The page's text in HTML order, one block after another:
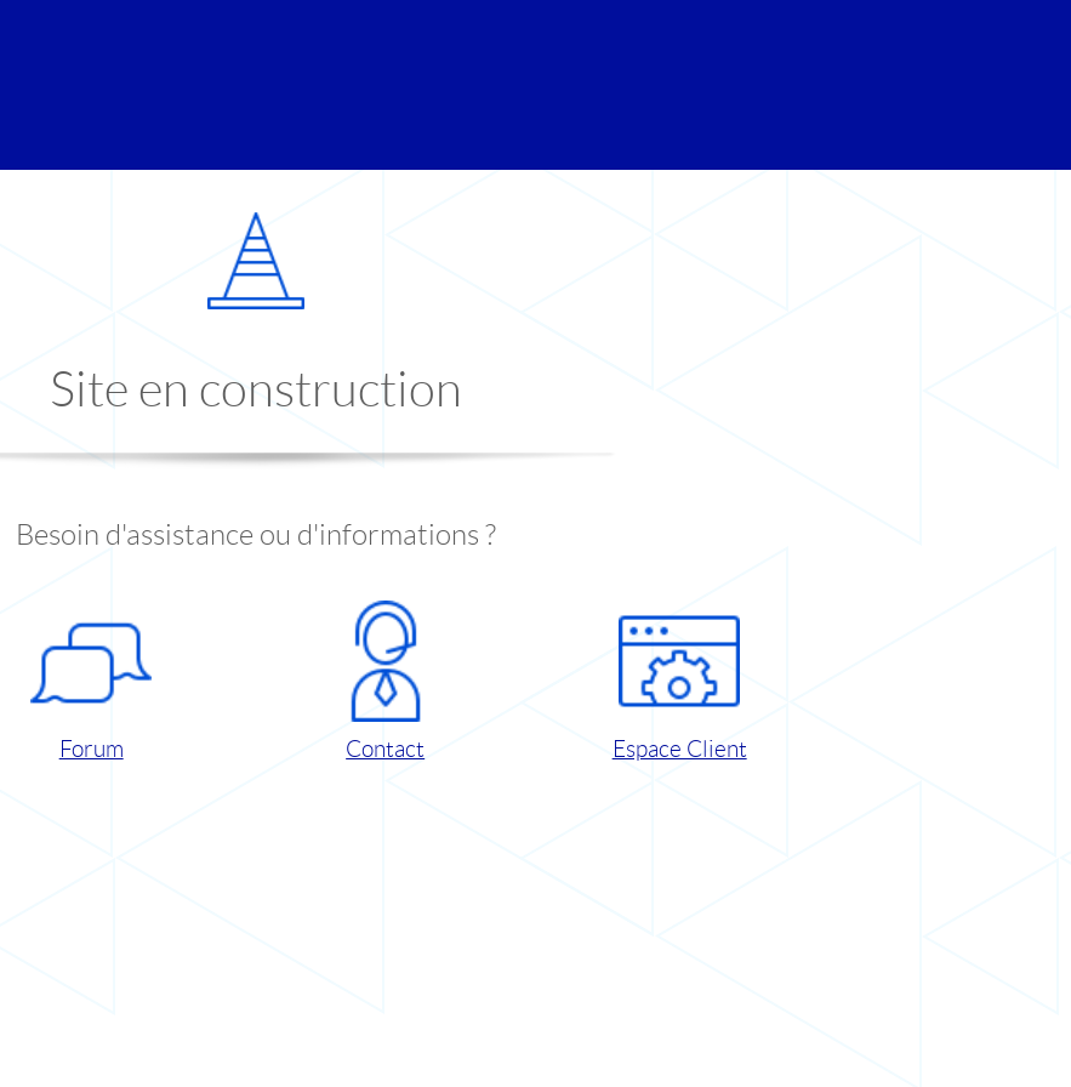
Site en construction
Besoin d'assistance ou d'informations ?
Forum Contact Espace Client